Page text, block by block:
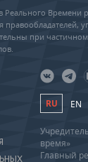
Реального Времени
правообладателей,
при
RU EN
время»
Главный